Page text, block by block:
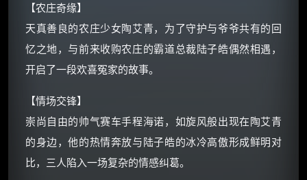
【农庄奇缘】
天真善良的农庄少女陶艾青，为了守护与爷爷共有的回
忆之地，与前来收购农庄的霸道总裁陆子皓偶然相遇，
开启了一段欢喜冤家的故事。
【情场交锋】
崇尚自由的帅气赛车手程海诺，如旋风般出现在陶艾青
的身边，他的热情奔放与陆子皓的冰冷高傲形成鲜明对
比，三人陷入一场复杂的情感纠葛。
如夸克12个月送14天 最低75元！
还有支付宝现金红包、外卖红包、
⚡ 前往【大淘客】领红包
☕ 海外大侠？通过 Ko-fi 赐茶